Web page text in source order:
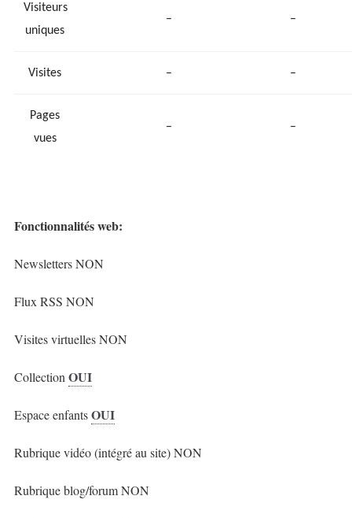
Visiteurs
uniques
– –
Visites – –
Pages
vues
– –
Fonctionnalités web:
Newsletters NON
Flux RSS NON
Visites virtuelles NON
Collection OUI
Espace enfantsOUI
Rubrique vidéo (intégré au site) NON
Rubrique blog/forum NON